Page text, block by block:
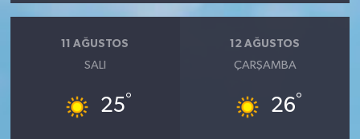
11 AĞUSTOS
SALI
25°
12 AĞUSTOS
ÇARŞAMBA
26°